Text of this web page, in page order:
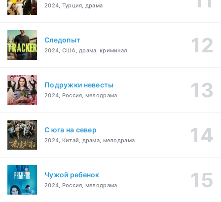
2024, Турция, драма
Следопыт
2024, США, драма, криминал
Подружки невесты
2024, Россия, мелодрама
С юга на север
2024, Китай, драма, мелодрама
Чужой ребенок
2024, Россия, мелодрама